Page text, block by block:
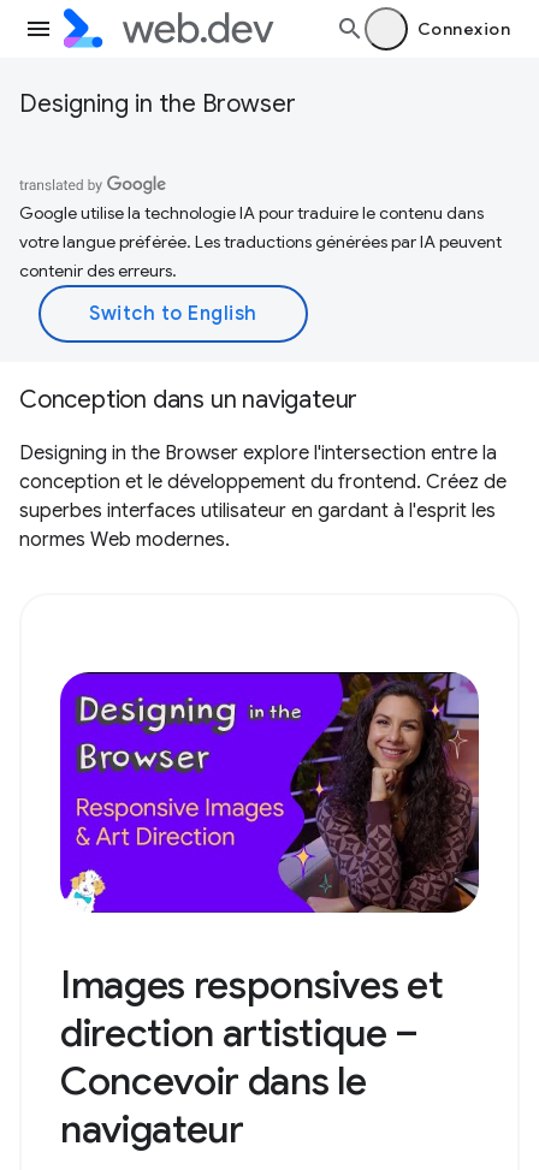
Connexion
Designing in the Browser
Google utilise la technologie IA pour traduire le contenu dans
votre langue préférée. Les traductions générées par IA peuvent
contenir des erreurs.
Conception dans un navigateur
Designing in the Browser explore l'intersection entre la
conception et le développement du frontend. Créez de
superbes interfaces utilisateur en gardant à l'esprit les
normes Web modernes.
Images responsives et
direction artistique –
Concevoir dans le
navigateur